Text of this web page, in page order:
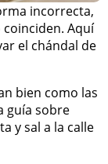
incorrecta,
Aquí
el chándal de
bien como las
guía sobre
y sal a la calle